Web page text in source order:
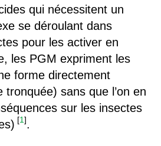
qui nécessitent un
se déroulant dans
pour les activer en
les PGM expriment les
forme directement
tronquée) sans que l’on en
sur les insectes
[1].